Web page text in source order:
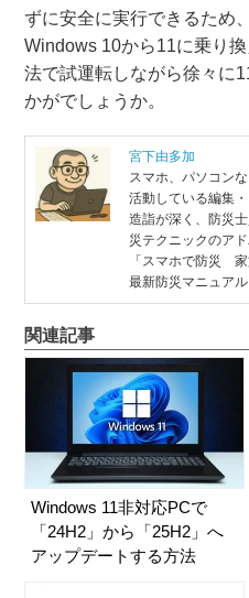
ずに安全に実行できるため
Windows 10から11に乗り
法で試運転しながら徐々に
かがでしょうか。
宮下由多加
スマホ、パソコン
活動している編集
造詣が深く、防災
災テクニックのア
「スマホで防災
最新防災マニュア
関連記事
Windows 11非対応PCで
「24H2」から「25H2」へ
アップデートする方法